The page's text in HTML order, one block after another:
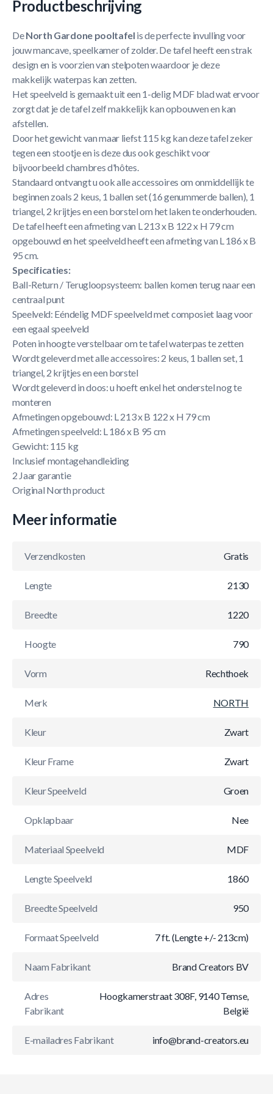
Productbeschrijving
DeNorth Gardone pooltafel is de perfecte invulling voor
jouw mancave, speelkamer of zolder. De tafel heeft een strak
design en is voorzien van stelpoten waardoor je deze
makkelijk waterpas kan zetten.
Het speelveld is gemaakt uit een 1-delig MDF blad wat ervoor
zorgt dat je de tafel zelf makkelijk kan opbouwen en kan
afstellen.
Door het gewicht van maar liefst 115 kg kan deze tafel zeker
tegen een stootje en is deze dus ook geschikt voor
bijvoorbeeld chambres d'hôtes.
Standaard ontvangt u ook alle accessoires om onmiddellijk te
beginnen zoals 2 keus, 1 ballen set (16 genummerde ballen), 1
triangel, 2 krijtjes en een borstel om het laken te onderhouden.
De tafel heeft een afmeting van L 213 x B 122 x H 79 cm
opgebouwd en het speelveld heeft een afmeting van L 186 x B
95 cm.
Specificaties:
Ball-Return / Terugloopsysteem: ballen komen terug naar een
centraal punt
Speelveld: Eéndelig MDF speelveld met composiet laag voor
een egaal speelveld
Poten in hoogte verstelbaar om te tafel waterpas te zetten
Wordt geleverd met alle accessoires: 2 keus, 1 ballen set, 1
triangel, 2 krijtjes en een borstel
Wordt geleverd in doos: u hoeft enkel het onderstel nog te
monteren
Afmetingen opgebouwd: L 213 x B 122 x H 79 cm
Afmetingen speelveld: L 186 x B 95 cm
Gewicht: 115 kg
Inclusief montagehandleiding
2 Jaar garantie
Original North product
Meer informatie
Verzendkosten Gratis
Lengte 2130
Breedte 1220
Hoogte 790
Vorm Rechthoek
Merk NORTH
Kleur Zwart
Kleur Frame Zwart
Kleur Speelveld Groen
Opklapbaar Nee
Materiaal Speelveld MDF
Lengte Speelveld 1860
Breedte Speelveld 950
Formaat Speelveld 7 ft. (Lengte +/- 213cm)
Naam Fabrikant Brand Creators BV
Adres
Fabrikant
Hoogkamerstraat 308F, 9140 Temse,
België
E-mailadres Fabrikant info@brand-creators.eu